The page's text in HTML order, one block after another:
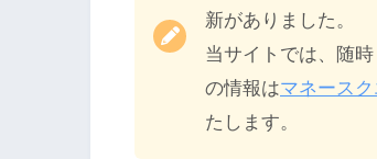
新がありました。
当サイトでは、随
の情報はマネース
たします。